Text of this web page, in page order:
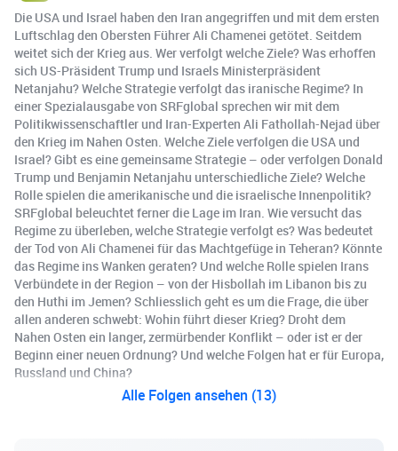
Die USA und Israel haben den Iran angegriffen und mit dem ersten
Luftschlag den Obersten Führer Ali Chamenei getötet. Seitdem
weitet sich der Krieg aus. Wer verfolgt welche Ziele? Was erhoffen
sich US-Präsident Trump und Israels Ministerpräsident
Netanjahu? Welche Strategie verfolgt das iranische Regime? In
einer Spezialausgabe von SRFglobal sprechen wir mit dem
Politikwissenschaftler und Iran-Experten Ali Fathollah-Nejad über
den Krieg im Nahen Osten. Welche Ziele verfolgen die USA und
Israel? Gibt es eine gemeinsame Strategie – oder verfolgen Donald
Trump und Benjamin Netanjahu unterschiedliche Ziele? Welche
Rolle spielen die amerikanische und die israelische Innenpolitik?
SRFglobal beleuchtet ferner die Lage im Iran. Wie versucht das
Regime zu überleben, welche Strategie verfolgt es? Was bedeutet
der Tod von Ali Chamenei für das Machtgefüge in Teheran? Könnte
das Regime ins Wanken geraten? Und welche Rolle spielen Irans
Verbündete in der Region – von der Hisbollah im Libanon bis zu
den Huthi im Jemen? Schliesslich geht es um die Frage, die über
allen anderen schwebt: Wohin führt dieser Krieg? Droht dem
Nahen Osten ein langer, zermürbender Konflikt – oder ist er der
Beginn einer neuen Ordnung? Und welche Folgen hat er für Europa,
Russland und China?
Alle Folgen ansehen (13)